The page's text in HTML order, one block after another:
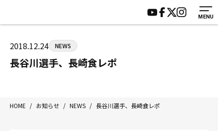
MENU
HOME
ジムについて
トレーニング
入会案内
施設紹介
サポーター募集
2018.12.24 NEWS
長谷川選手、長崎食レポ
HOME / お知らせ / NEWS / 長谷川選手、長崎食レポ